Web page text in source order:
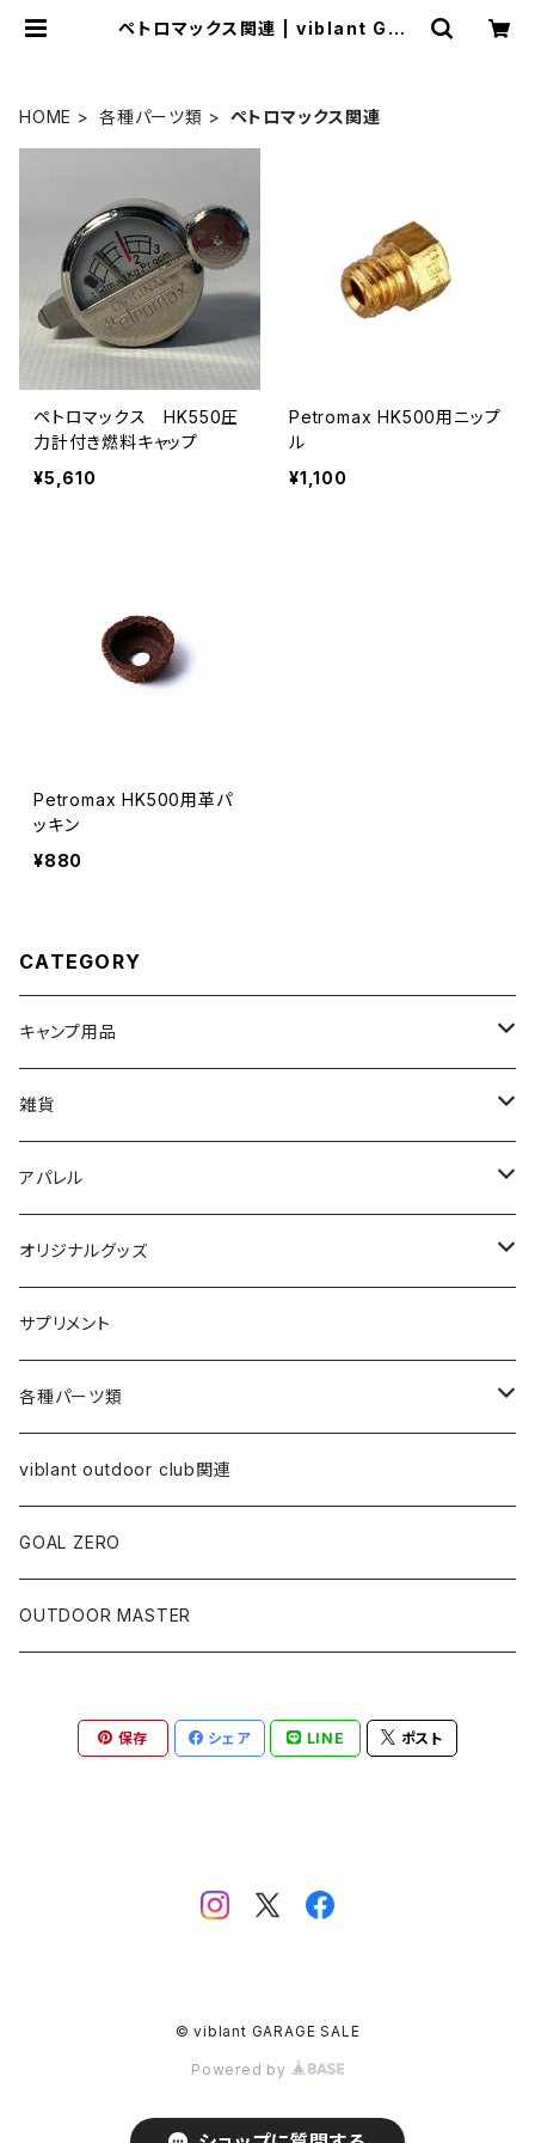
ペトロマックス関連 | viblant GAR
HOME 各種パーツ類 ペトロマックス関連
ペトロマックス HK550圧
力計付き燃料キャップ
¥5,610
Petromax HK500用ニップ
ル
¥1,100
Petromax HK500用革パ
ッキン
¥880
CATEGORY
キャンプ用品
ランタン関連
ケース類
食器類
オイルランプ
オイル
替え芯
クーラー・ジャグ
ジャグ
雑貨
キッズ向け
ステッカー
アパレル
Tシャツ
帽子類
アウター系
スウェット
オリジナルグッズ
ステッカー
食器類
ケース類
バッグ類
サプリメント
各種パーツ類
コールマン関連
ペトロマックス関連
VAPALUX関連
viblant outdoor club関連
GOAL ZERO
OUTDOOR MASTER
保存 シェア LINE ポスト
© viblant GARAGE SALE
Powered by